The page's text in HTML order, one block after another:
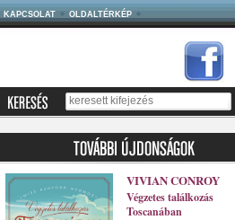
KAPCSOLAT OLDALTÉRKÉP
VIVIAN CONROY
Végzetes találkozás
Toscanában